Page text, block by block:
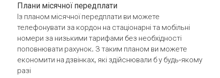
Плани місячної передплати
Із планом місячної передплати ви можете
телефонувати за кордон на стаціонарні та мобільні
номери за низькими тарифами без необхідності
поповнювати рахунок. З таким планом ви можете
економити на дзвінках, які здійснювали б у будь-якому
разі